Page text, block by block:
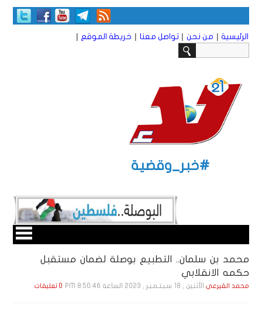
الرئيسية | من نحن | تواصل معنا | خريطة الموقع |
#خبر_وقضية
محمد بن سلمان.. التطبيع بوصلة لضمان مستقبل
حكمه الانقلابي
محمد القيرعي الأثنين , 18 سـبـتـمـبـر , 2023 الساعة 8:50:46 PM 0 تعليقات